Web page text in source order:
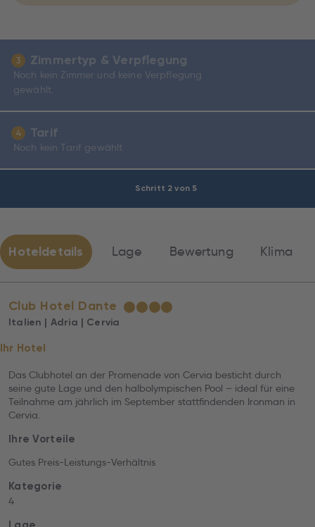
Schritt 2 von 5
3 Zimmertyp & Verpflegung
Noch kein Zimmer und keine Verpflegung
gewählt.
4 Tarif
Noch kein Tarif gewählt
Hoteldetails Lage Bewertung Klima
Club Hotel Dante ★★★★
Italien | Adria | Cervia
Ihr Hotel
Das Clubhotel an der Promenade von Cervia besticht durch
seine gute Lage und den halbolympischen Pool – ideal für eine
Teilnahme am jährlich im September stattfindenden Ironman in
Cervia.
Ihre Vorteile
Gutes Preis-Leistungs-Verhältnis
Kategorie
4